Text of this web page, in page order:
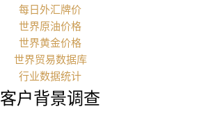
每日外汇牌价
世界原油价格
世界黄金价格
世界贸易数据库
行业数据统计
客户背景调查